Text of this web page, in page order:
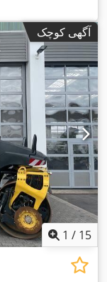
آگهی کوچک
1 / 15